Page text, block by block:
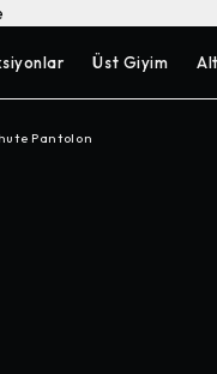
Üst Giyim
Pantolon